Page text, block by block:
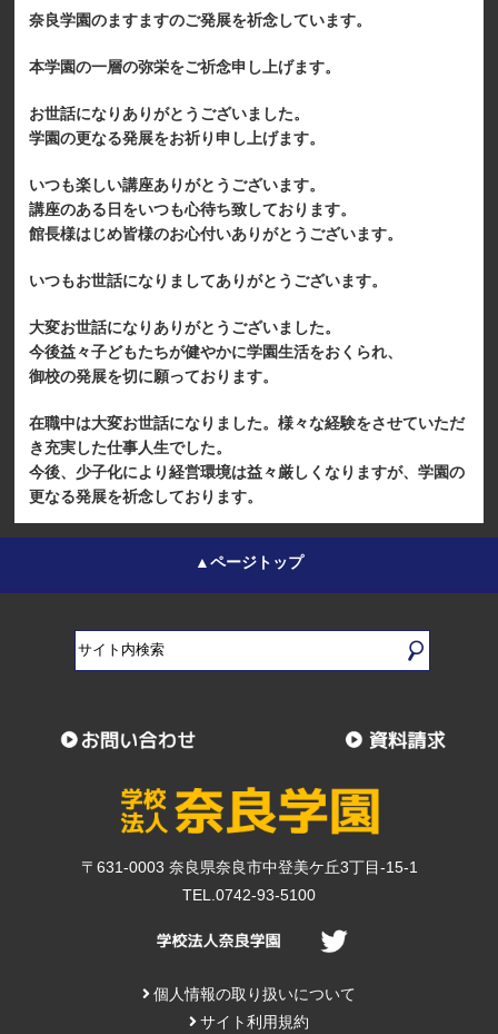
奈良学園のますますのご発展を祈念しています。
本学園の一層の弥栄をご祈念申し上げます。
お世話になりありがとうございました。
学園の更なる発展をお祈り申し上げます。
いつも楽しい講座ありがとうございます。
講座のある日をいつも心待ち致しております。
館長様はじめ皆様のお心付いありがとうございます。
いつもお世話になりましてありがとうございます。
大変お世話になりありがとうございました。
今後益々子どもたちが健やかに学園生活をおくられ、
御校の発展を切に願っております。
在職中は大変お世話になりました。様々な経験をさせていただ
き充実した仕事人生でした。
今後、少子化により経営環境は益々厳しくなりますが、学園の
更なる発展を祈念しております。
▲ページトップ
〒631-0003 奈良県奈良市中登美ケ丘3丁目-15-1
TEL.0742-93-5100
個人情報の取り扱いについて
サイト利用規約